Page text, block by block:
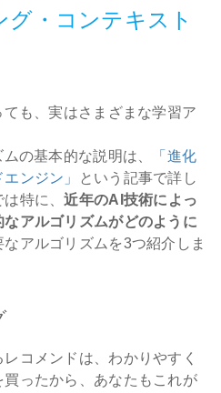
・コンテキスト
も、実はさまざまな学習ア
の基本的な説明は、
「進化
ンジン」
という記事で詳し
は特に、近年のAI技術によっ
アルゴリズムがどのように
アルゴリズムを3つ紹介しま
コメンドは、わかりやすく
ったから、あなたもこれが